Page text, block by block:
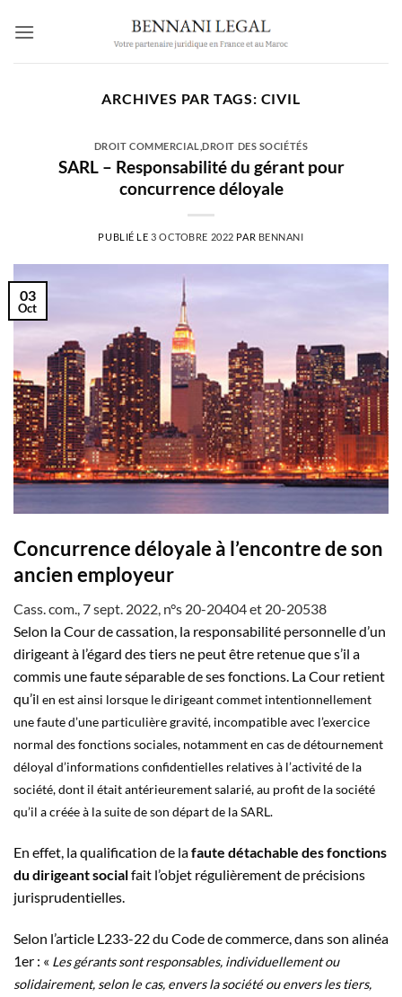
ARCHIVES PAR TAGS: CIVIL
DROIT COMMERCIAL ,DROIT DES SOCIÉTÉS
SARL – Responsabilité du gérant pour
concurrence déloyale
PUBLIÉ LE 3 OCTOBRE 2022 PAR BENNANI
03
Oct
Concurrence déloyale à l’encontre de son
ancien employeur
Cass. com., 7 sept. 2022, n°s 20-20404 et 20-20538
Selon la Cour de cassation, la responsabilité personnelle d’un
dirigeant à l’égard des tiers ne peut être retenue que s’il a
commis une faute séparable de ses fonctions. La Cour retient
qu’il en est ainsi lorsque le dirigeant commet intentionnellement
une faute d’une particulière gravité, incompatible avec l’exercice
normal des fonctions sociales, notamment en cas de détournement
déloyal d’informations confidentielles relatives à l’activité de la
société, dont il était antérieurement salarié, au profit de la société
qu’il a créée à la suite de son départ de la SARL.
En effet, la qualification de lafaute détachable des fonctions
du dirigeant socialfait l’objet régulièrement de précisions
jurisprudentielles.
Selon l’article L233-22 du Code de commerce, dans son alinéa
1er : « Les gérants sont responsables, individuellement ou
solidairement, selon le cas, envers la société ou envers les tiers,